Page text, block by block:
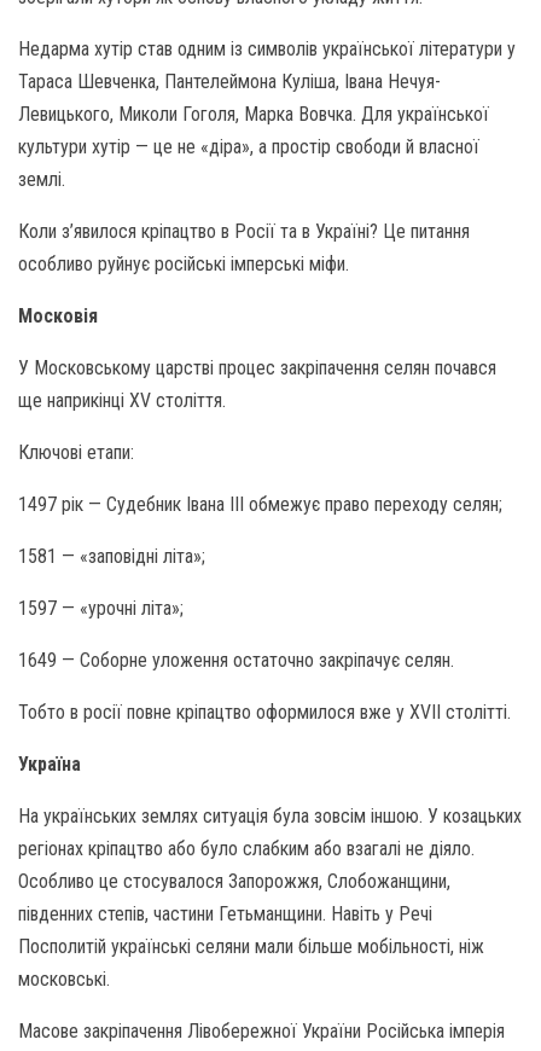
Недарма хутір став одним із символів української літератури у
Тараса Шевченка, Пантелеймона Куліша, Івана Нечуя-
Левицького, Миколи Гоголя, Марка Вовчка. Для української
культури хутір — це не «діра», а простір свободи й власної
землі.
Коли з’явилося кріпацтво в Росії та в Україні? Це питання
особливо руйнує російські імперські міфи.
Московія
У Московському царстві процес закріпачення селян почався
ще наприкінці XV століття.
Ключові етапи:
1497 рік — Судебник Івана III обмежує право переходу селян;
1581 — «заповідні літа»;
1597 — «урочні літа»;
1649 — Соборне уложення остаточно закріпачує селян.
Тобто в росії повне кріпацтво оформилося вже у XVII столітті.
Україна
На українських землях ситуація була зовсім іншою. У козацьких
регіонах кріпацтво або було слабким або взагалі не діяло.
Особливо це стосувалося Запорожжя, Слобожанщини,
південних степів, частини Гетьманщини. Навіть у Речі
Посполитій українські селяни мали більше мобільності, ніж
московські.
Масове закріпачення Лівобережної України Російська імперія